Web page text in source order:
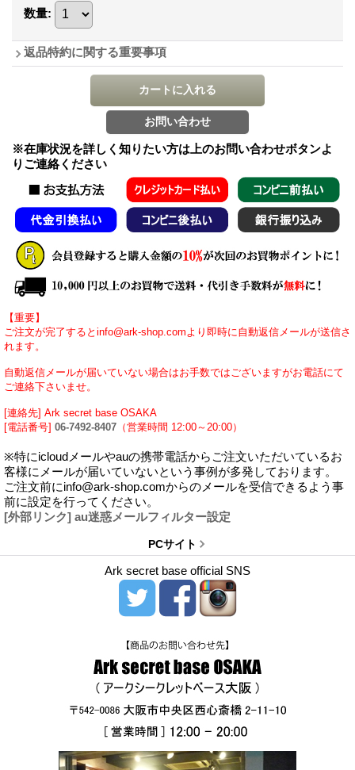
数量:
返品特約に関する重要事項
※在庫状況を詳しく知りたい方は上のお問い合わせボタンよ
りご連絡ください
【重要】
ご注文が完了するとinfo@ark-shop.comより即時に自動返信メールが送信さ
れます。
自動返信メールが届いていない場合はお手数ではございますがお電話にて
ご連絡下さいませ。
[連絡先] Ark secret base OSAKA
[電話番号] 06-7492-8407 （営業時間 12:00～20:00）
※特にicloudメールやauの携帯電話からご注文いただいているお
客様にメールが届いていないという事例が多発しております。
ご注文前にinfo@ark-shop.comからのメールを受信できるよう事
前に設定を行ってください。
[外部リンク] au迷惑メールフィルター設定
PCサイト
Ark secret base official SNS